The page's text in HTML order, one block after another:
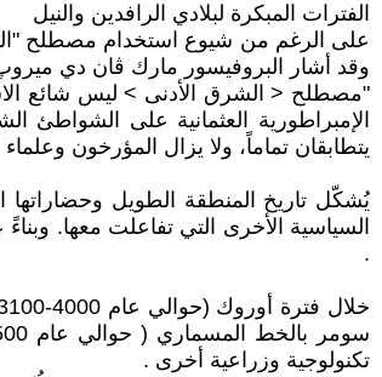
الفترات المبكرة لبلادي الرافدين والنيل
على الرغم من شيوع استخدام مصطلح
وقد أشار البروفيسور مارك ڤان دي
"مصطلح < الشرق الأدنى > ليس شائع
الإمبراطورية العثمانية على
يتطابقان تماماً، ولا يزال المؤرخون
يُشكّل تاريخ المنطقة الطويل وحضاراتها
السياسية الأخرى التي تفاعلت معها.
.
تكنولوجية وزراعية أخرى .